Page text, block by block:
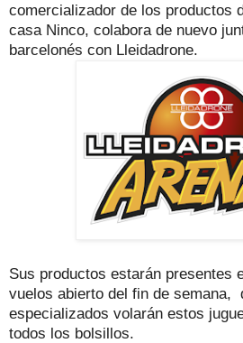
comercializador de los productos
casa Ninco, colabora de nuevo
barcelonés con Lleidadrone.
Sus productos estarán presentes
vuelos abierto del fin de semana,
especializados volarán estos
todos los bolsillos.